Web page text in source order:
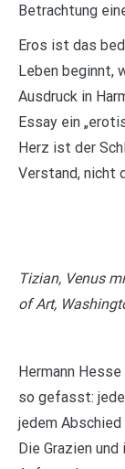
Betrachtung
Eros ist das
Leben beginnt,
Ausdruck in
Essay ein
Herz ist der
Verstand, nicht
Tizian, Venus
of Art,
Hermann
so gefasst:
jedem
Die Grazien